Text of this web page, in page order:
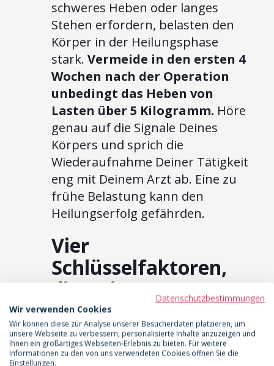
schweres Heben oder langes
Stehen erfordern, belasten den
Körper in der Heilungsphase
stark. Vermeide in den ersten 4
Wochen nach der Operation
unbedingt das Heben von
Lasten über 5 Kilogramm. Höre
genau auf die Signale Deines
Körpers und sprich die
Wiederaufnahme Deiner Tätigkeit
eng mit Deinem Arzt ab. Eine zu
frühe Belastung kann den
Heilungserfolg gefährden.
Vier
Schlüsselfaktoren,
die Deine
Genesungsdauer
beeinflussen
Jede Patientin und jeder Körper ist
Datenschutzbestimmungen
Wir verwenden Cookies
Wir können diese zur Analyse unserer Besucherdaten platzieren, um
unsere Webseite zu verbessern, personalisierte Inhalte anzuzeigen und
Ihnen ein großartiges Webseiten-Erlebnis zu bieten. Für weitere
Informationen zu den von uns verwendeten Cookies öffnen Sie die
Einstellungen.